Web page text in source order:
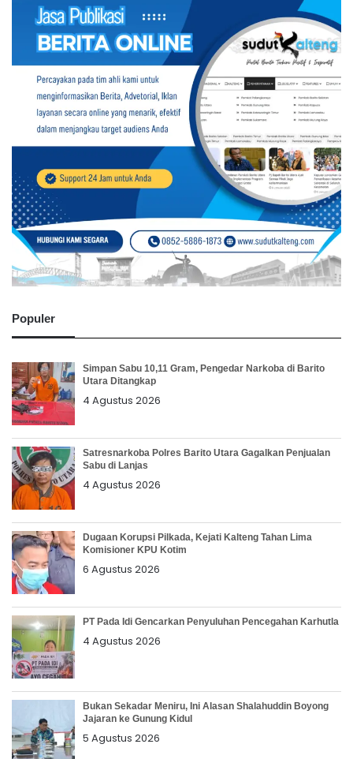
Populer
Simpan Sabu 10,11 Gram, Pengedar Narkoba di Barito
Utara Ditangkap
4 Agustus 2026
Satresnarkoba Polres Barito Utara Gagalkan Penjualan
Sabu di Lanjas
4 Agustus 2026
Dugaan Korupsi Pilkada, Kejati Kalteng Tahan Lima
Komisioner KPU Kotim
6 Agustus 2026
PT Pada Idi Gencarkan Penyuluhan Pencegahan Karhutla
4 Agustus 2026
Bukan Sekadar Meniru, Ini Alasan Shalahuddin Boyong
Jajaran ke Gunung Kidul
5 Agustus 2026